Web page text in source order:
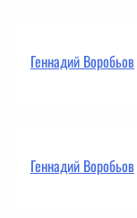
Геннадий Воробьов
Геннадий Воробьов